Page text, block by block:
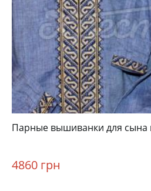
Парные вышиванки для сына
4860 грн